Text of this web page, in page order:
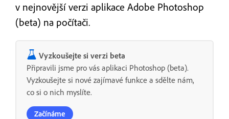
v nejnovější verzi aplikace Adobe Photoshop
(beta) na počítači.
Vyzkoušejte si verzi beta
Připravili jsme pro vás aplikaci Photoshop (beta).
Vyzkoušejte si nové zajímavé funkce a sdělte nám,
co si o nich myslíte.
Začínáme